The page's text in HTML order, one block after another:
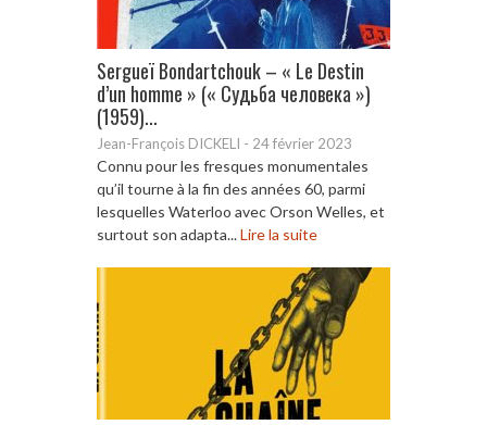
Sergueï Bondartchouk – « Le Destin
d’un homme » (« Судьба человека »)
(1959)...
Jean-François DICKELI - 24 février 2023
Connu pour les fresques monumentales
qu’il tourne à la fin des années 60, parmi
lesquelles Waterloo avec Orson Welles, et
surtout son adapta...Lire la suite